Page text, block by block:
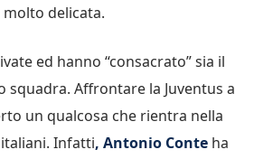
delicata.
ed hanno “consacrato” sia il
squadra. Affrontare la Juventus a
un qualcosa che rientra nella
Infatti, Antonio Conte ha